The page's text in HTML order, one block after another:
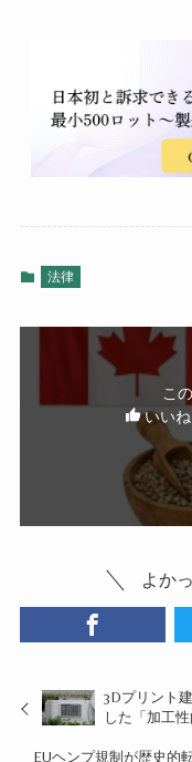
法律
こ
いいね
よか
3Dプリント
した「加工
EUヘンプ規制が歴史的